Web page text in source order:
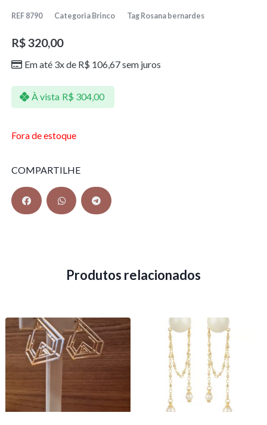
REF 8790 Categoria Brinco Tag Rosana bernardes
R$320,00
Em até 3x de R$ 106,67sem juros
À vista R$ 304,00
Fora de estoque
COMPARTILHE
Produtos relacionados